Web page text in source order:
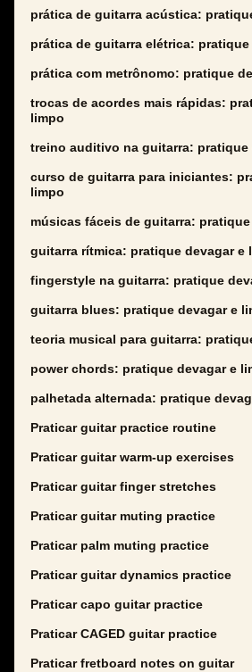
prática de guitarra acústica:
prática de guitarra elétrica:
prática com metrônomo: pratique
trocas de acordes mais rápidas:
limpo
treino auditivo na guitarra: pratique
curso de guitarra para iniciantes:
limpo
músicas fáceis de guitarra:
guitarra rítmica: pratique devagar e
fingerstyle na guitarra: pratique
guitarra blues: pratique devagar e
teoria musical para guitarra:
power chords: pratique devagar e
palhetada alternada: pratique
Praticar guitar practice routine
Praticar guitar warm-up exercises
Praticar guitar finger stretches
Praticar guitar muting practice
Praticar palm muting practice
Praticar guitar dynamics practice
Praticar capo guitar practice
Praticar CAGED guitar practice
Praticar fretboard notes on guitar